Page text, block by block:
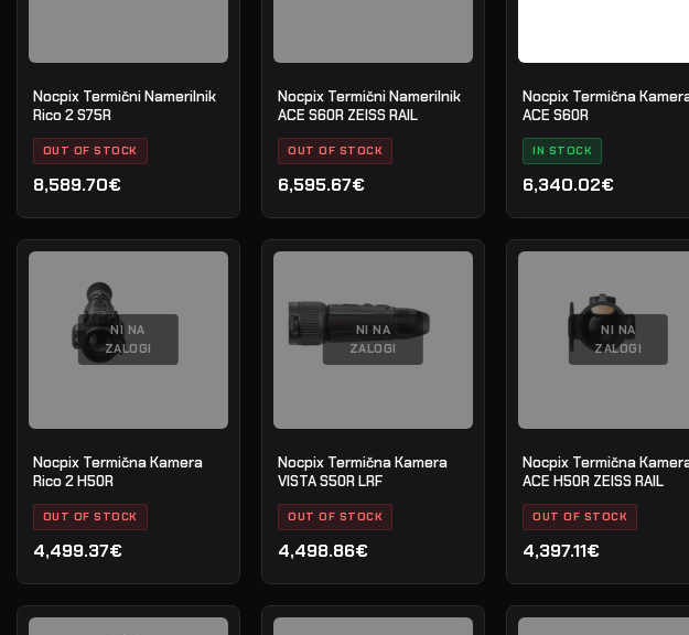
Nocpix Termični Namerilnik
Rico 2 S75R
OUT OF STOCK
8,589.70€
Nocpix Termični Namerilnik
ACE S60R ZEISS RAIL
OUT OF STOCK
6,595.67€
Nocpix Termična
ACE S60R
IN STOCK
6,340.02€
NI NA
ZALOGI
Nocpix Termična Kamera
Rico 2 H50R
OUT OF STOCK
4,499.37€
NI NA
ZALOGI
Nocpix Termična Kamera
VISTA S50R LRF
OUT OF STOCK
4,498.86€
NI NA
ZALOGI
Nocpix Termična
ACE H50R ZEISS RAIL
OUT OF STOCK
4,397.11€